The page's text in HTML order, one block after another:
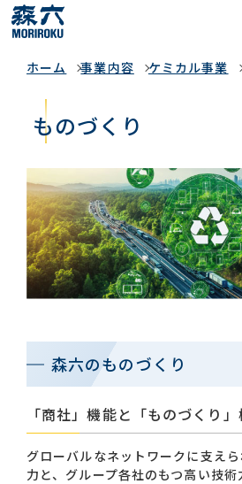
森六って何？
企業情報
サステナビリティ
投資家情報
採用情報
グローバルネットワーク
お問い合わせ一覧
ホーム 事業内容 ケミカル事業
ものづくり
森六のものづくり
「商社」機能と「ものづくり
グローバルなネットワークに支え
力と、グループ各社のもつ高い技